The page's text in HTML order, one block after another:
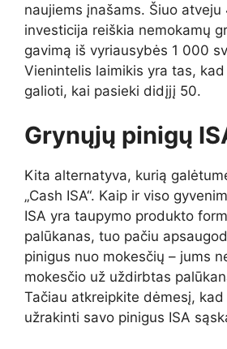
naujiems įnašams. Šiuo
investicija reiškia nemokamų
gavimą iš vyriausybės 1 000
Vienintelis laimikis yra tas,
galioti, kai pasieki didįjį 50.
Grynųjų pinigų
Kita alternatyva, kurią
„Cash ISA“. Kaip ir viso
ISA yra taupymo produkto
palūkanas, tuo pačiu
pinigus nuo mokesčių – jums
mokesčio už uždirbtas
Tačiau atkreipkite dėmesį,
užrakinti savo pinigus ISA